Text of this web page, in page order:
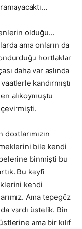
olduğu…
ama onların da
hortlaklar
daha var aslında
kandırmıştı
alıkoymuştu
bile kendi
binmişti bu
Bu keyfi
kendi
Ama tepegöz
vardı üstelik. Bin
ama bir kılıf